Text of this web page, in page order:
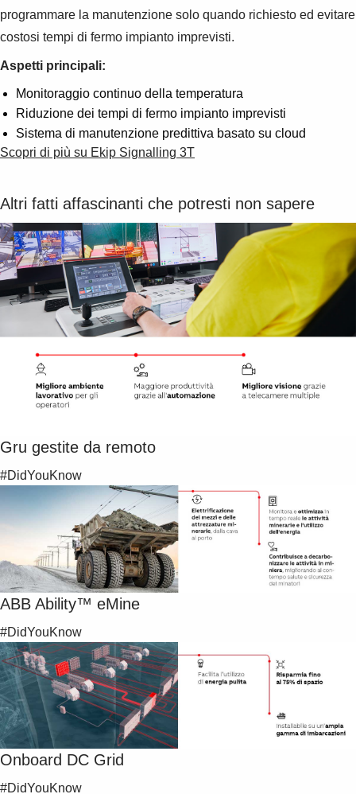
programmare la manutenzione solo quando richiesto ed evitare
costosi tempi di fermo impianto imprevisti.
Aspetti principali:
Monitoraggio continuo della temperatura
Riduzione dei tempi di fermo impianto imprevisti
Sistema di manutenzione predittiva basato su cloud
Scopri di più su Ekip Signalling 3T
Altri fatti affascinanti che potresti non sapere
Gru gestite da remoto
#DidYouKnow
ABB Ability™ eMine
#DidYouKnow
Onboard DC Grid
#DidYouKnow